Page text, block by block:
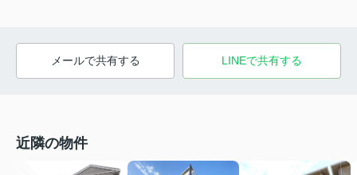
メールで共有する LINEで共有する
近隣の物件